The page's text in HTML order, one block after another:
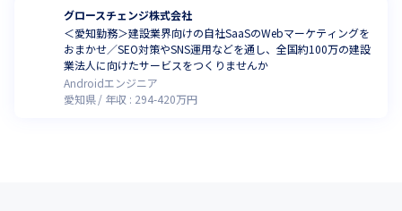
グロースチェンジ株式会社
＜愛知勤務＞建設業界向けの自社SaaSのWebマーケティングを
おまかせ／SEO対策やSNS運用などを通し、全国約100万の建設
業法人に向けたサービスをつくりませんか
Androidエンジニア
愛知県
年収 : 294-420万円